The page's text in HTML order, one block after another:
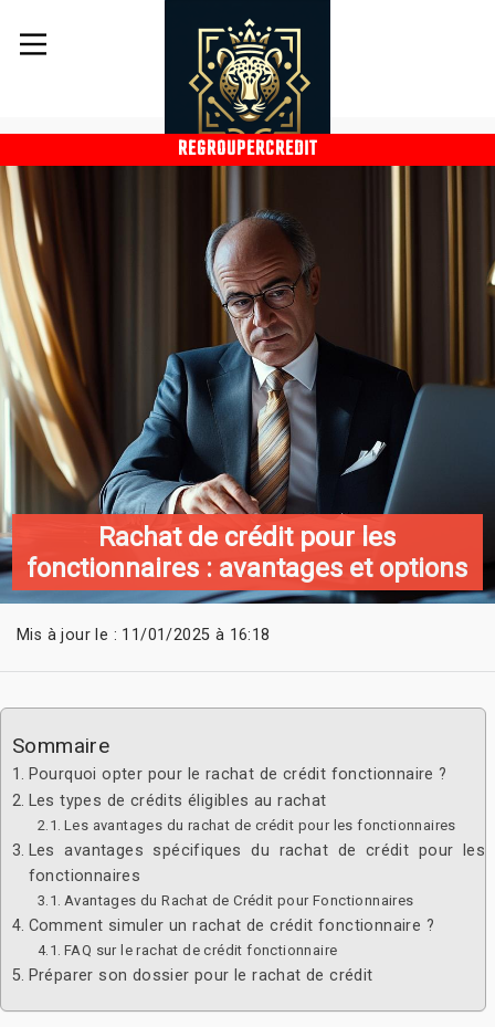
REGROUPERCREDIT
Rachat de crédit pour les
fonctionnaires : avantages et options
Mis à jour le : 11/01/2025 à 16:18
Sommaire
Pourquoi opter pour le rachat de crédit fonctionnaire ?
Les types de crédits éligibles au rachat
Les avantages du rachat de crédit pour les fonctionnaires
Les avantages spécifiques du rachat de crédit pour les
fonctionnaires
Avantages du Rachat de Crédit pour Fonctionnaires
Comment simuler un rachat de crédit fonctionnaire ?
FAQ sur le rachat de crédit fonctionnaire
Préparer son dossier pour le rachat de crédit